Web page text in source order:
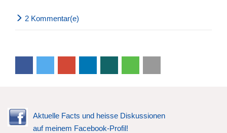
2 Kommentar(e)
Aktuelle Facts und heisse Diskussionen
auf meinem Facebook-Profil!